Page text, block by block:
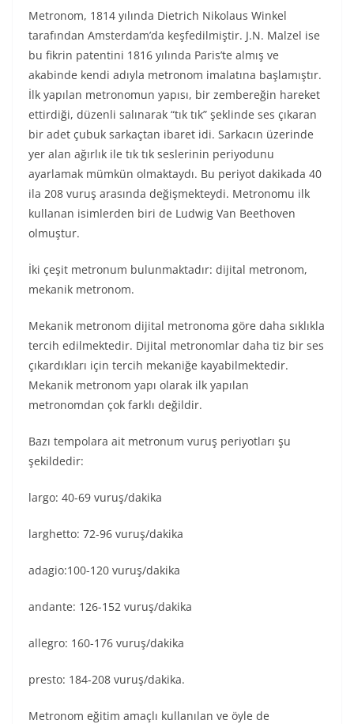
Metronom, 1814 yılında Dietrich Nikolaus Winkel
tarafından Amsterdam’da keşfedilmiştir. J.N. Malzel ise
bu fikrin patentini 1816 yılında Paris’te almış ve
akabinde kendi adıyla metronom imalatına başlamıştır.
İlk yapılan metronomun yapısı, bir zembereğin hareket
ettirdiği, düzenli salınarak “tık tık” şeklinde ses çıkaran
bir adet çubuk sarkaçtan ibaret idi. Sarkacın üzerinde
yer alan ağırlık ile tık tık seslerinin periyodunu
ayarlamak mümkün olmaktaydı. Bu periyot dakikada 40
ila 208 vuruş arasında değişmekteydi. Metronomu ilk
kullanan isimlerden biri de Ludwig Van Beethoven
olmuştur.
İki çeşit metronum bulunmaktadır: dijital metronom,
mekanik metronom.
Mekanik metronom dijital metronoma göre daha sıklıkla
tercih edilmektedir. Dijital metronomlar daha tiz bir ses
çıkardıkları için tercih mekaniğe kayabilmektedir.
Mekanik metronom yapı olarak ilk yapılan
metronomdan çok farklı değildir.
Bazı tempolara ait metronum vuruş periyotları şu
şekildedir:
largo: 40-69 vuruş/dakika
larghetto: 72-96 vuruş/dakika
adagio:100-120 vuruş/dakika
andante: 126-152 vuruş/dakika
allegro: 160-176 vuruş/dakika
presto: 184-208 vuruş/dakika.
Metronom eğitim amaçlı kullanılan ve öyle de